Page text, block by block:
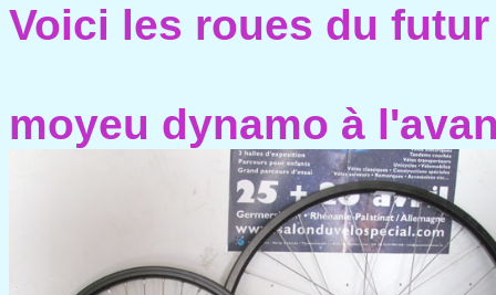
Voici les roues du
moyeu dynamo à